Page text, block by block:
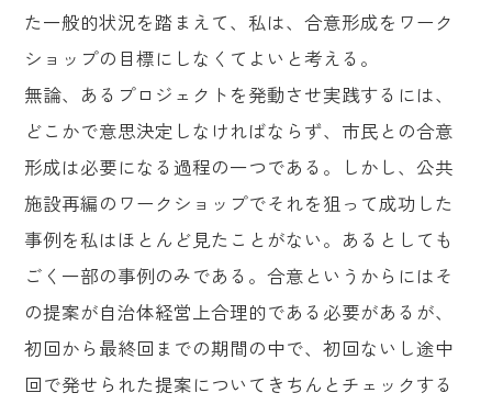
た一般的状況を踏まえて、私は、合意形成をワーク
ショップの目標にしなくてよいと考える。
無論、あるプロジェクトを発動させ実践するには、
どこかで意思決定しなければならず、市民との合意
形成は必要になる過程の一つである。しかし、公共
施設再編のワークショップでそれを狙って成功した
事例を私はほとんど見たことがない。あるとしても
ごく一部の事例のみである。合意というからにはそ
の提案が自治体経営上合理的である必要があるが、
初回から最終回までの期間の中で、初回ないし途中
回で発せられた提案についてきちんとチェックする